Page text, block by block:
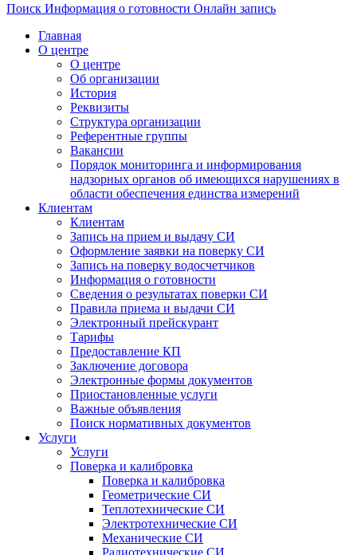
Поиск Информация о готовности Онлайн запись
Главная
О центре
О центре
Об организации
История
Реквизиты
Структура организации
Референтные группы
Вакансии
Порядок мониторинга и информирования
надзорных органов об имеющихся нарушениях в
области обеспечения единства измерений
Клиентам
Клиентам
Запись на прием и выдачу СИ
Оформление заявки на поверку СИ
Запись на поверку водосчетчиков
Информация о готовности
Сведения о результатах поверки СИ
Правила приема и выдачи СИ
Электронный прейскурант
Тарифы
Предоставление КП
Заключение договора
Электронные формы документов
Приостановленные услуги
Важные объявления
Поиск нормативных документов
Услуги
Услуги
Поверка и калибровка
Поверка и калибровка
Геометрические СИ
Теплотехнические СИ
Электротехнические СИ
Механические СИ
Радиотехнические СИ